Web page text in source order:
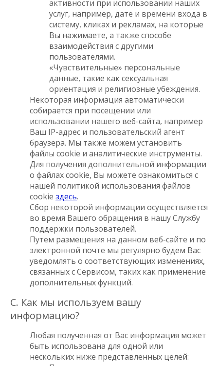
активности при использовании наших
услуг, например, дате и времени входа в
систему, кликах и рекламах, на которые
Вы нажимаете, а также способе
взаимодействия с другими
пользователями.
«Чувствительные» персональные
данные, такие как сексуальная
ориентация и религиозные убеждения.
Некоторая информация автоматически
собирается при посещении или
использовании нашего веб-сайта, например
Ваш IP-адрес и пользовательский агент
браузера. Мы также можем установить
файлы cookie и аналитические инструменты.
Для получения дополнительной информации
о файлах cookie, Вы можете ознакомиться с
нашей политикой использования файлов
cookie здесь.
Сбор некоторой информации осуществляется
во время Вашего обращения в нашу Службу
поддержки пользователей.
Путем размещения на данном веб-сайте и по
электронной почте мы регулярно будем Вас
уведомлять о соответствующих изменениях,
связанных с Сервисом, таких как применение
дополнительных функций.
C. Как мы используем вашу
информацию?
Любая полученная от Вас информация может
быть использована для одной или
нескольких ниже представленных целей: